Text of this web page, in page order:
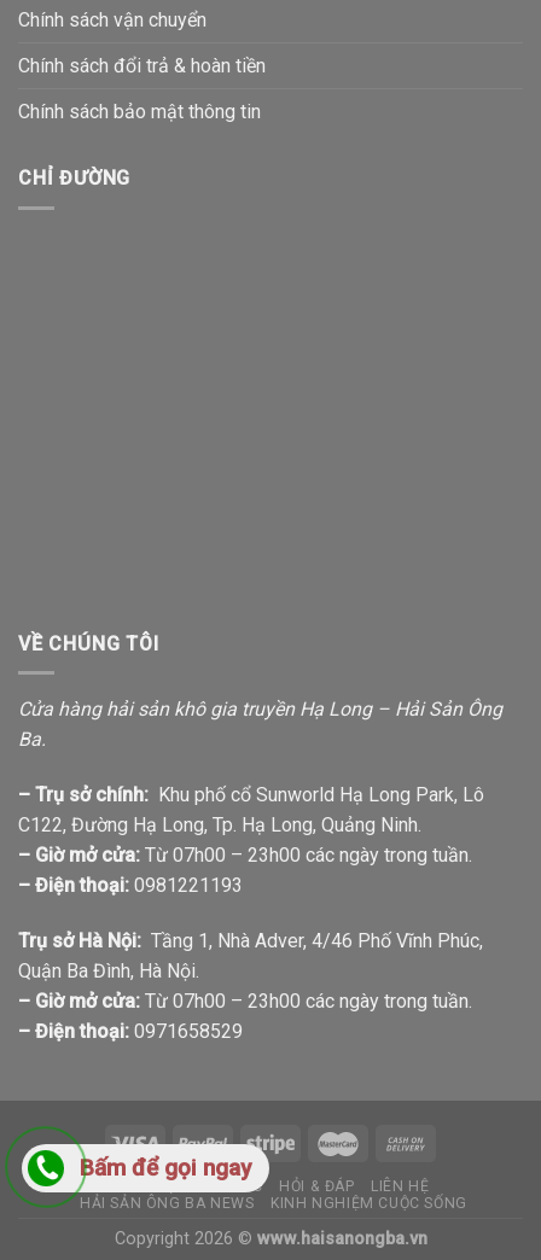
Chính sách vận chuyển
Chính sách đổi trả & hoàn tiền
Chính sách bảo mật thông tin
CHỈ ĐƯỜNG
VỀ CHÚNG TÔI
Cửa hàng hải sản khô gia truyền Hạ Long – Hải Sản Ông
Ba.
– Trụ sở chính: Khu phố cổ Sunworld Hạ Long Park, Lô
C122, Đường Hạ Long, Tp. Hạ Long, Quảng Ninh.
– Giờ mở cửa: Từ 07h00 – 23h00 các ngày trong tuần.
– Điện thoại: 0981221193
Trụ sở Hà Nội: Tầng 1, Nhà Adver, 4/46 Phố Vĩnh Phúc,
Quận Ba Đình, Hà Nội.
– Giờ mở cửa: Từ 07h00 – 23h00 các ngày trong tuần.
– Điện thoại: 0971658529
GIỚI THIỆU TIN TỨC HỎI & ĐÁP
LIÊN HỆ
HẢI SẢN ÔNG BA NEWS
KINH NGHIỆM CUỘC SỐNG
Copyright 2026 © www.haisanongba.vn
Bấm để gọi ngay